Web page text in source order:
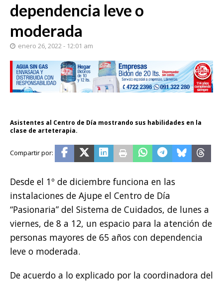
dependencia leve o
moderada
enero 26, 2022 - 12:01 am
Asistentes al Centro de Día mostrando sus habilidades en la
clase de arteterapia.
Desde el 1º de diciembre funciona en las
instalaciones de Ajupe el Centro de Día
“Pasionaria” del Sistema de Cuidados, de lunes a
viernes, de 8 a 12, un espacio para la atención de
personas mayores de 65 años con dependencia
leve o moderada.
De acuerdo a lo explicado por la coordinadora del